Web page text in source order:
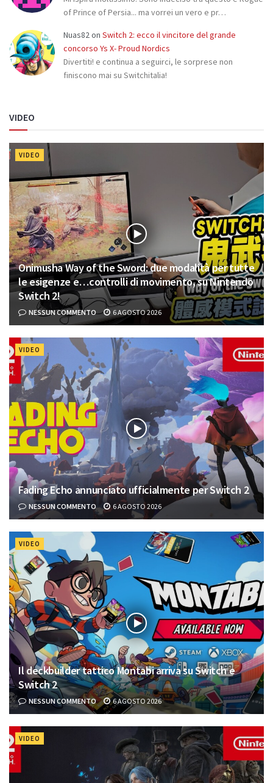
of Prince of Persia... ma vorrei un vero e pr…
Nuas82on Switch 2: ecco il vincitore del grande
concorso Ys X- Proud Nordics
Divertiti! e continua a seguirci, le sorprese non
finiscono mai su Switchitalia!
VIDEO
VIDEO
Onimusha Way of the Sword: due modalità per tutte
le esigenze e…controlli di movimento, su Nintendo
Switch 2!
NESSUN COMMENTO 6 AGOSTO 2026
VIDEO
Fading Echo annunciato ufficialmente per Switch 2
NESSUN COMMENTO 6 AGOSTO 2026
VIDEO
Il deckbuilder tattico Montabi arriva su Switch e
Switch 2
NESSUN COMMENTO 6 AGOSTO 2026
VIDEO